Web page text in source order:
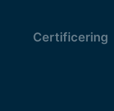
Certificering